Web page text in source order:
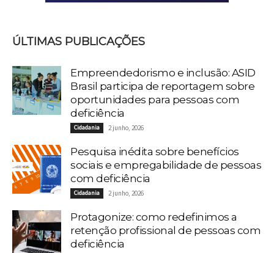
ÚLTIMAS PUBLICAÇÕES
Empreendedorismo e inclusão: ASID
Brasil participa de reportagem sobre
oportunidades para pessoas com
deficiência
Cidadania 2 junho, 2026
Pesquisa inédita sobre benefícios
sociais e empregabilidade de pessoas
com deficiência
Cidadania 2 junho, 2026
Protagonize: como redefinimos a
retenção profissional de pessoas com
deficiência